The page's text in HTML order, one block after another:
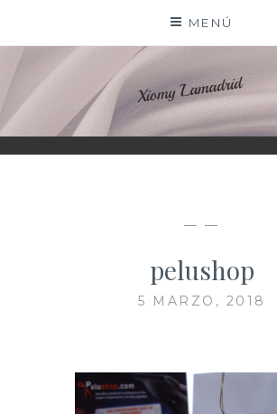
contenido
MENÚ
XIOMY
— —
pelushop
5 MARZO, 2018